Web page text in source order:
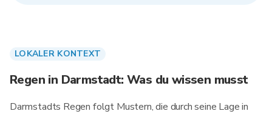
LOKALER KONTEXT
Regen in Darmstadt: Was du wissen musst
Darmstadts Regen folgt Mustern, die durch seine Lage in